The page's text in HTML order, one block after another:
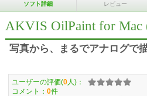
ソフト詳細 レビュー
AKVIS OilPaint for
写真から、まるでアナログで
ユーザーの評価(0 人)：
コメント： 0件